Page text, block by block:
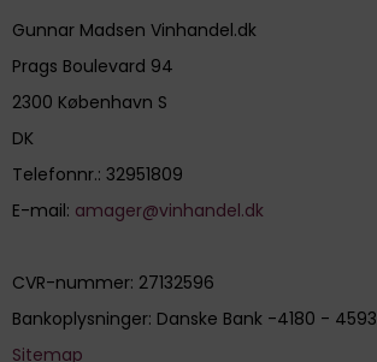
Gunnar Madsen Vinhandel.dk
Prags Boulevard 94
2300 København S
DK
Telefonnr.: 32951809
E-mail: amager@vinhandel.dk
CVR-nummer: 27132596
Bankoplysninger: Danske Bank -4180 -
Sitemap